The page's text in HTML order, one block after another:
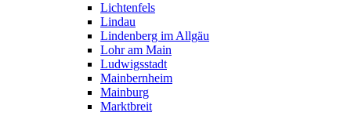
Lichtenfels
Lindau
Lindenberg im Allgäu
Lohr am Main
Ludwigsstadt
Mainbernheim
Mainburg
Marktbreit